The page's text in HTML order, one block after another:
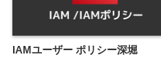
IAMユーザー ポリシー深堀